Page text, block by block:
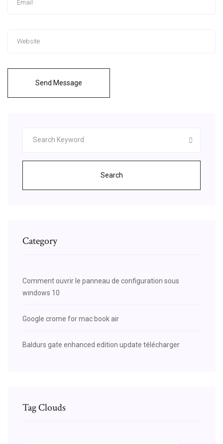
Send Message
Search
Category
Comment ouvrir le panneau de configuration sous
windows 10
Google crome for mac book air
Baldurs gate enhanced edition update télécharger
Tag Clouds